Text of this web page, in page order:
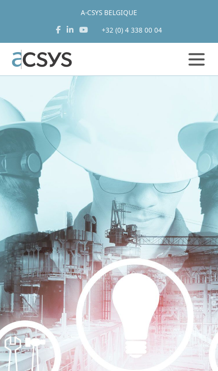
Aller
contenu
A-CSYS BELGIQUE
+32 (0) 4 338 00 04